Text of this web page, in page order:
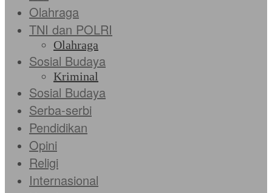
Olahraga
TNI dan POLRI
Olahraga
Sosial Budaya
Kriminal
Sosial Budaya
Serba-serbi
Pendidikan
Opini
Religi
Internasional